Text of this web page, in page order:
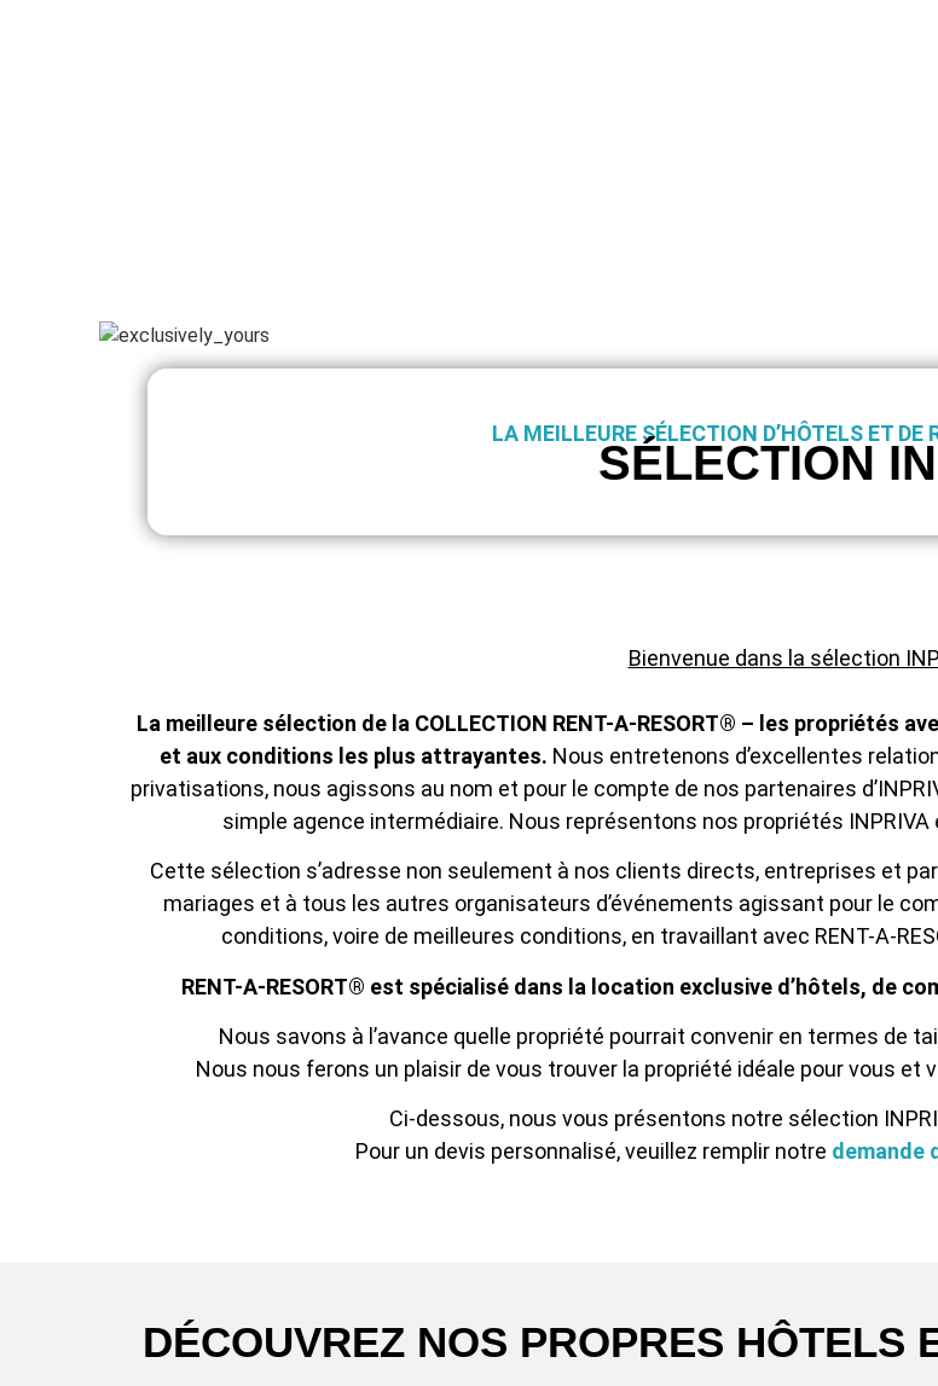
LA MEILLEURE SÉLECTION D’HÔTELS ET DE
SÉLECTION
Bienvenue dans la sélection
La meilleure sélection de la COLLECTION RENT-A-RESORT® – les propriétés
et aux conditions les plus attrayantes. Nous entretenons d’excellentes
privatisations, nous agissons au nom et pour le compte de nos partenaires
simple agence intermédiaire. Nous représentons nos propriétés
Cette sélection s’adresse non seulement à nos clients directs, entreprises et
mariages et à tous les autres organisateurs d’événements agissant pour le
conditions, voire de meilleures conditions, en travaillant avec RENT-A-
RENT-A-RESORT® est spécialisé dans la location exclusive d’hôtels, de
Nous savons à l’avance quelle propriété pourrait convenir en termes de
Nous nous ferons un plaisir de vous trouver la propriété idéale pour vous et
Ci-dessous, nous vous présentons notre sélection
Pour un devis personnalisé, veuillez remplir notre demande
DÉCOUVREZ NOS PROPRES HÔTELS